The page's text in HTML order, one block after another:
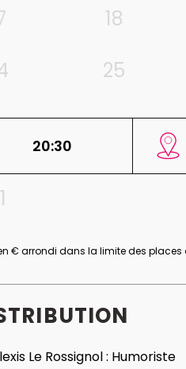
18
25
20:30
€ arrondi dans la limite des places
Le Rossignol : Humoriste